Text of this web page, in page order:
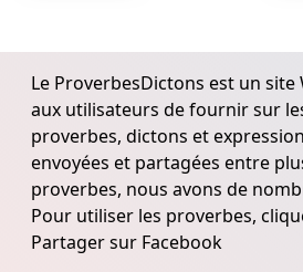
Le ProverbesDictons est un
aux utilisateurs de fournir sur
proverbes, dictons et
envoyées et partagées entre
proverbes, nous avons de
Pour utiliser les proverbes,
Partager sur Facebook